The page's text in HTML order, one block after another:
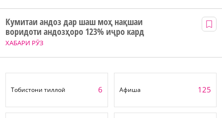
ХАБАРИ РӮЗ
Кумитаи андоз дар шаш моҳ нақшаи
воридоти андозҳоро 123% иҷро кард
Тобистони тиллоӣ 6 Афиша 125